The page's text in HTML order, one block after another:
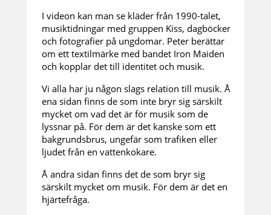
I videon kan man se kläder från 1990-talet,
musiktidningar med gruppen Kiss, dagböcker
och fotografier på ungdomar. Peter berättar
om ett textilmärke med bandet Iron Maiden
och kopplar det till identitet och musik.
Vi alla har ju någon slags relation till musik. Å
ena sidan finns de som inte bryr sig särskilt
mycket om vad det är för musik som de
lyssnar på. För dem är det kanske som ett
bakgrundsbrus, ungefär som trafiken eller
ljudet från en vattenkokare.
Å andra sidan finns det de som bryr sig
särskilt mycket om musik. För dem är det en
hjärtefråga.